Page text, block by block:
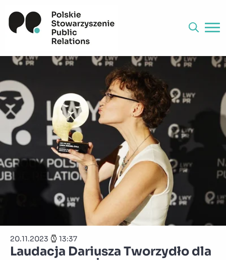
20.11.2023 13:37
Laudacja Dariusza Tworzydło dla